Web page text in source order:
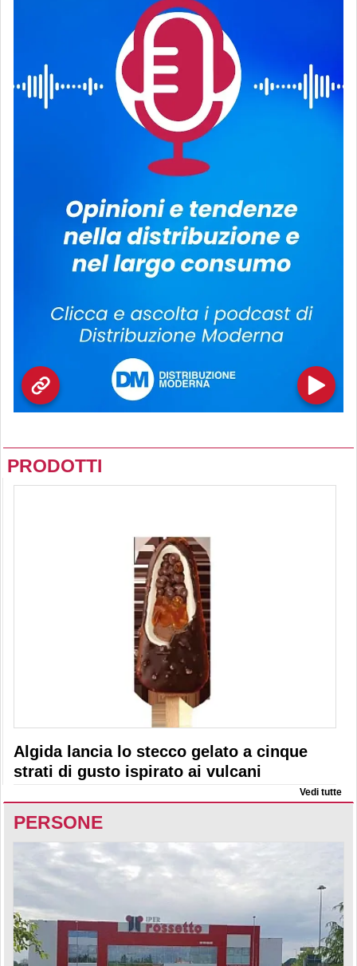
PRODOTTI
Algida lancia lo stecco gelato a cinque
strati di gusto ispirato ai vulcani
Vedi tutte
PERSONE